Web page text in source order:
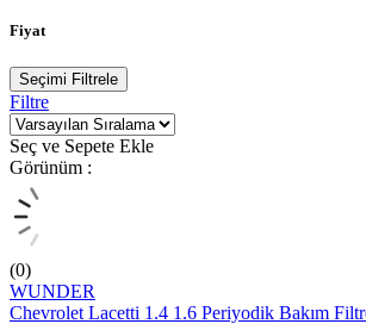
Fiyat
Seçimi Filtrele
Filtre
Seç ve Sepete Ekle
Görünüm :
(0)
WUNDER
Chevrolet Lacetti 1.4 1.6 Periyodik Bakım